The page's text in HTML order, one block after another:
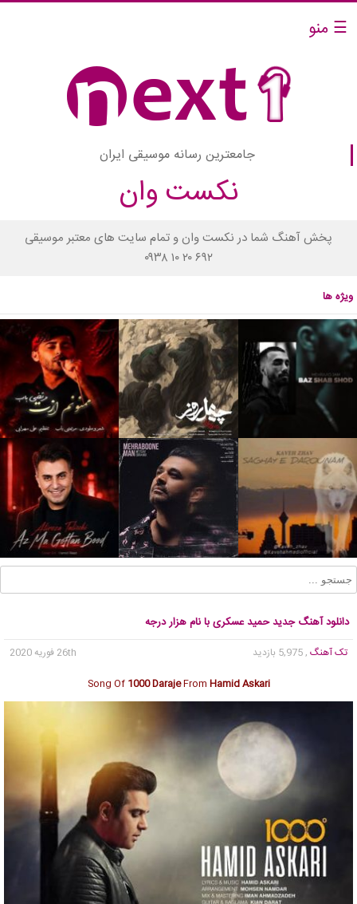
☰ منو
جامعترین رسانه موسیقی ایران
نکست وان
پخش آهنگ شما در نکست وان و تمام سایت های معتبر موسیقی
۰۹۳۸ ۱۰ ۲۰ ۶۹۲
ویژه ها
دانلود آهنگ جدید حمید عسکری با نام هزار درجه
تک آهنگ , 5,975 بازدید
26th فوریه 2020
Song Of 1000 DarajeFrom Hamid Askari